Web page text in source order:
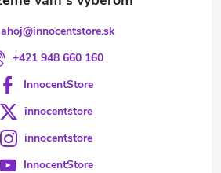
ahoj@innocentstore.sk
+421 948 660 160
InnocentStore
innocentstore
innocentstore
InnocentStore